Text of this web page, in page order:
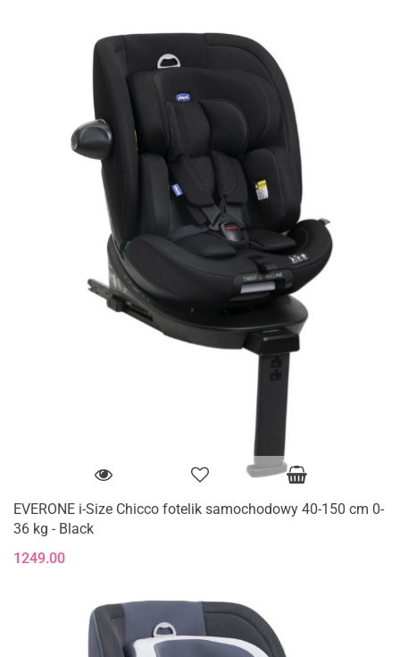
EVERONE i-Size Chicco fotelik samochodowy 40-150 cm 0-
36 kg - Black
1249.00